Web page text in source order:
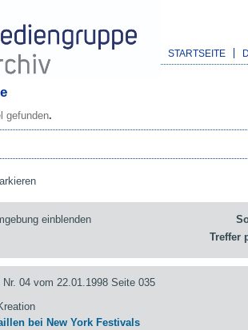
STARTSEITE
gefunden.
einblenden
Treffer
Nr. 04 vom 22.01.1998 Seite 035
bei New York Festivals